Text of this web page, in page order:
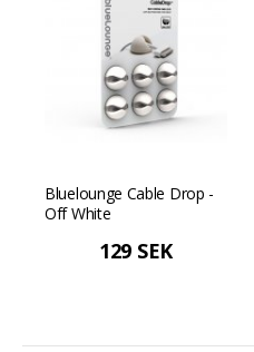
Bluelounge Cable Drop -
Off White
129 SEK